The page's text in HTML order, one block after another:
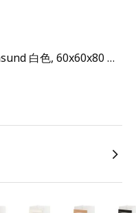
Havsen單槽水槽底櫃, 白色/stensund 白色, 60x60x80 公分